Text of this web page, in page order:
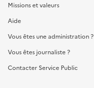
Missions et valeurs
Aide
Vous êtes une administration ?
Vous êtes journaliste ?
Contacter Service Public